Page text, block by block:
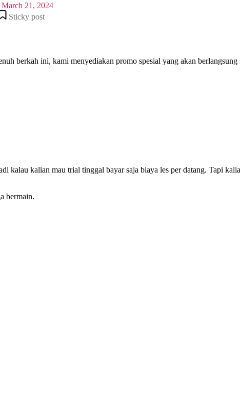
March 21, 2024
Sticky post
berkah ini, kami menyediakan promo spesial yang akan
kalau kalian mau trial tinggal bayar saja biaya les per datang. Tapi
bermain.